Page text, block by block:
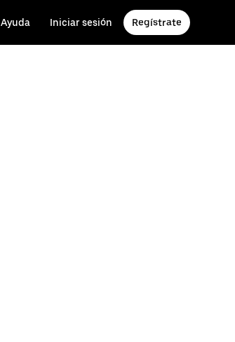
Ayuda Iniciar sesión Regístrate